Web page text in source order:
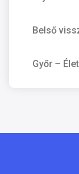
Belső
Győr –